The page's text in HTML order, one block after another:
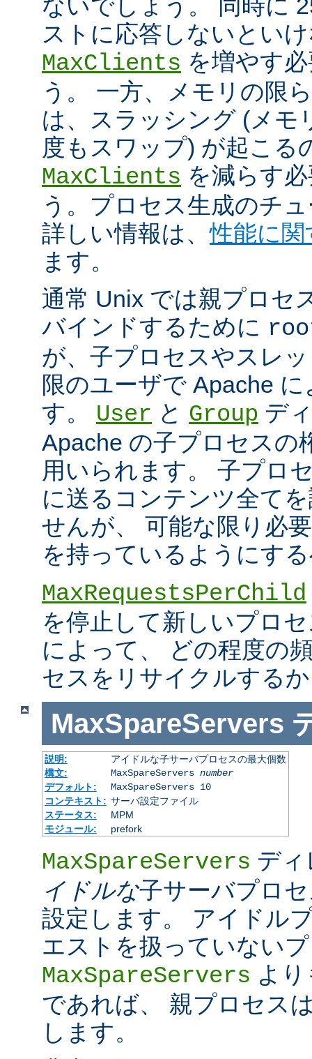
ないでしょう。 同時に
ストに応答しないとい
MaxClients を増やす
う。 一方、メモリの限
は、スラッシング (メモ
度もスワップ) が起こる
MaxClients を減らす
う。プロセス生成のチ
詳しい情報は、性能に
ます。
通常 Unix では親プロセ
バインドするために
が、子プロセスやスレ
限のユーザで Apache
す。 User と Group デ
Apache の子プロセスの
用いられます。 子プロ
に送るコンテンツ全て
せんが、 可能な限り必
を持っているようにす
MaxRequestsPerChild
を停止して新しいプロ
によって、 どの程度の
セスをリサイクルする
MaxSpareServers
説明:
アイドルな子サーバプロセスの最大個数
構文:
MaxSpareServers number
デフォルト:
MaxSpareServers 10
コンテキスト: サーバ設定ファイル
ステータス:
MPM
モジュール:
prefork
MaxSpareServers デ
イドルな子サーバプロ
設定します。 アイドル
エストを扱っていない
MaxSpareServers よ
であれば、 親プロセス
します。